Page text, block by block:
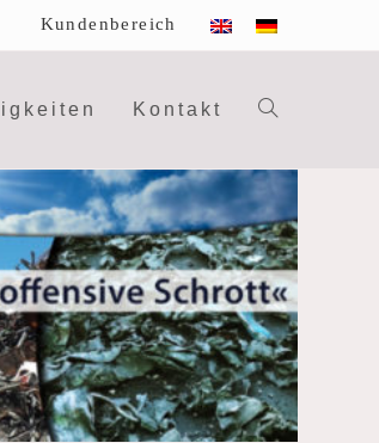
Kundenbereich
Kontakt Website-
Suche